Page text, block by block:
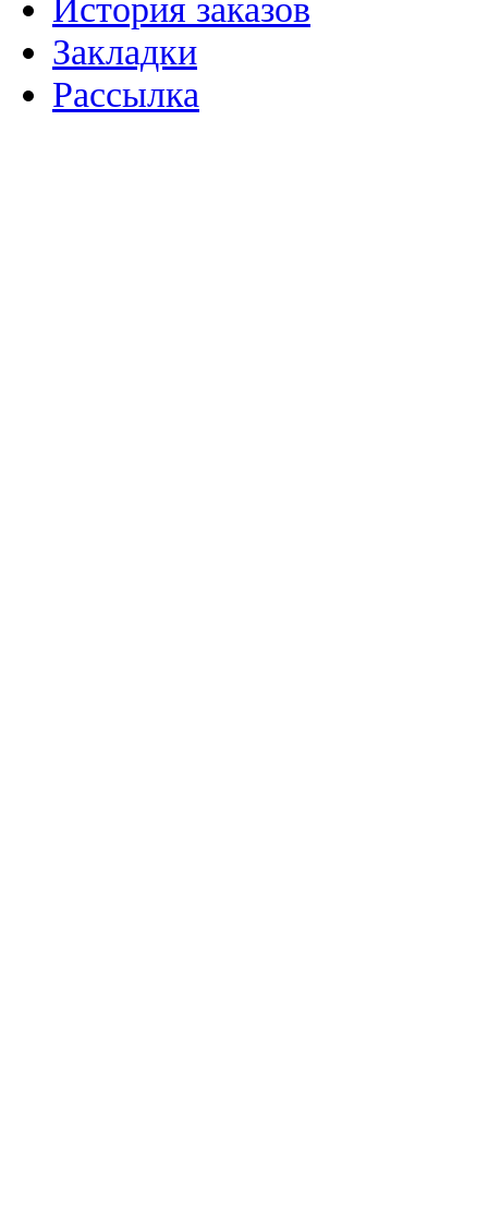
История заказов
Закладки
Рассылка